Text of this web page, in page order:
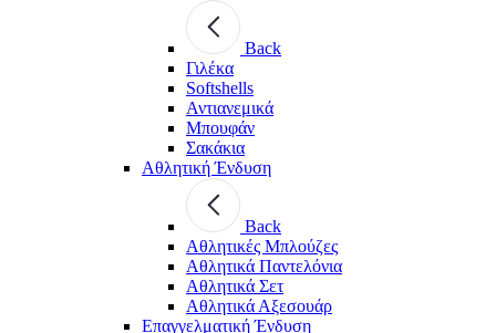
Back
Γιλέκα
Softshells
Αντιανεμικά
Μπουφάν
Σακάκια
Αθλητική Ένδυση
Back
Aθλητικές Μπλούζες
Αθλητικά Παντελόνια
Αθλητικά Σετ
Αθλητικά Αξεσουάρ
Επαγγελματική Ένδυση